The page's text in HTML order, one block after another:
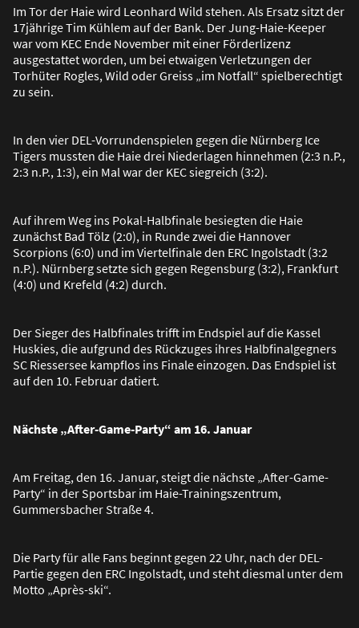
Im Tor der Haie wird Leonhard Wild stehen. Als Ersatz sitzt der
17jährige Tim Kühlem auf der Bank. Der Jung-Haie-Keeper
war vom KEC Ende November mit einer Förderlizenz
ausgestattet worden, um bei etwaigen Verletzungen der
Torhüter Rogles, Wild oder Greiss „im Notfall“ spielberechtigt
zu sein.
In den vier DEL-Vorrundenspielen gegen die Nürnberg Ice
Tigers mussten die Haie drei Niederlagen hinnehmen (2:3 n.P.,
2:3 n.P., 1:3), ein Mal war der KEC siegreich (3:2).
Auf ihrem Weg ins Pokal-Halbfinale besiegten die Haie
zunächst Bad Tölz (2:0), in Runde zwei die Hannover
Scorpions (6:0) und im Viertelfinale den ERC Ingolstadt (3:2
n.P.). Nürnberg setzte sich gegen Regensburg (3:2), Frankfurt
(4:0) und Krefeld (4:2) durch.
Der Sieger des Halbfinales trifft im Endspiel auf die Kassel
Huskies, die aufgrund des Rückzuges ihres Halbfinalgegners
SC Riessersee kampflos ins Finale einzogen. Das Endspiel ist
auf den 10. Februar datiert.
Nächste „After-Game-Party“ am 16. Januar
Am Freitag, den 16. Januar, steigt die nächste „After-Game-
Party“ in der Sportsbar im Haie-Trainingszentrum,
Gummersbacher Straße 4.
Die Party für alle Fans beginnt gegen 22 Uhr, nach der DEL-
Partie gegen den ERC Ingolstadt, und steht diesmal unter dem
Motto „Après-ski“.